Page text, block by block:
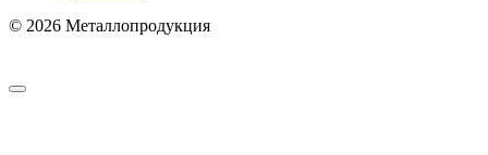
© 2026 Металлопродукция